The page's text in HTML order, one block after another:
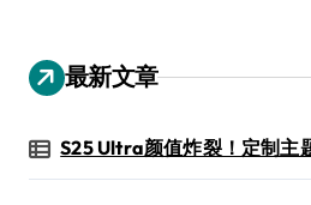
最新文章
S25 Ultra颜值炸裂！定制主